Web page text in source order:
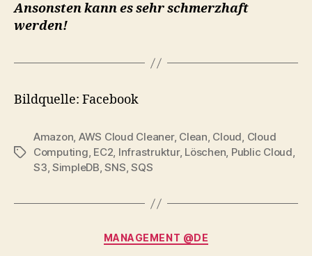
Ansonsten kann es sehr schmerzhaft
werden!
Bildquelle: Facebook
Tags
Amazon, AWS Cloud Cleaner, Clean, Cloud, Cloud
Computing, EC2, Infrastruktur, Löschen, Public Cloud,
S3, SimpleDB,SNS,SQS
Categories
MANAGEMENT @DE